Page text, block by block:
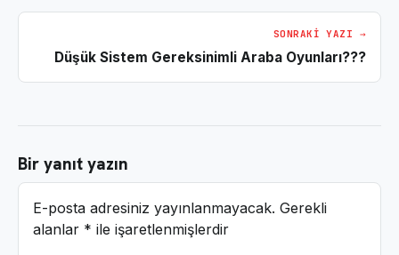
SONRAKI YAZI →
Düşük Sistem Gereksinimli Araba Oyunları???
Bir yanıt yazın
E-posta adresiniz yayınlanmayacak. Gerekli
alanlar * ile işaretlenmişlerdir